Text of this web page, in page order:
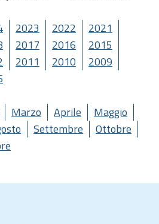
2023 2022
2021
2017 2016
2015
2011 2010
2009
Marzo Aprile
Maggio
Settembre
Ottobre